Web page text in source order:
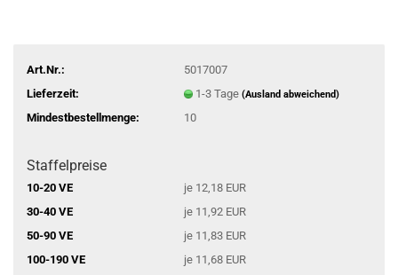
Art.Nr.:
5017007
Lieferzeit:
1-3 Tage (Ausland abweichend)
Mindestbestellmenge: 10
Staffelpreise
10-20 VE
je 12,18 EUR
30-40 VE
je 11,92 EUR
50-90 VE
je 11,83 EUR
100-190 VE
je 11,68 EUR